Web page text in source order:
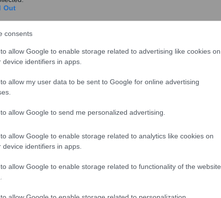
Out
consents
allow Google to enable storage related to advertising like cookies on
device identifiers in apps.
allow my user data to be sent to Google for online advertising
allow Google to send me personalized advertising.
allow Google to enable storage related to analytics like cookies on
device identifiers in apps.
allow Google to enable storage related to functionality of the website